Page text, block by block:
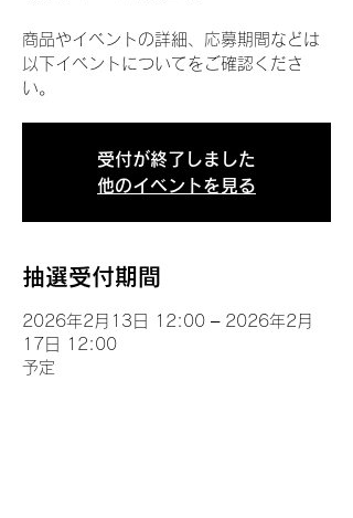
商品やイベントの詳細、応募期間などは
以下イベントについてをご確認くださ
い。
受付が終了しました
他のイベントを見る
抽選受付期間
2026年2月13日 12:00 – 2026年2月
17日 12:00
予定